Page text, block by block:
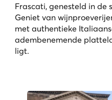
Frascati, genesteld in de
Geniet van
met authentieke
adembenemende
ligt.